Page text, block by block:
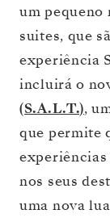
um pequeno
suites, que
experiência
incluirá o
(S.A.L.T.),
que permite
nos seus
uma nova